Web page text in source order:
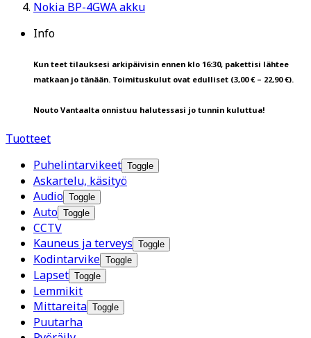
Nokia BP-4GWA akku
Info
Kun teet tilauksesi arkipäivisin ennen klo 16:30, pakettisi lähtee
matkaan jo tänään. Toimituskulut ovat edulliset (3,00 € – 22,90 €).
Nouto Vantaalta onnistuu halutessasi jo tunnin kuluttua!
Tuotteet
Puhelintarvikeet Toggle
Askartelu, käsityö
Audio Toggle
Auto Toggle
CCTV
Kauneus ja terveys Toggle
Kodintarvike Toggle
Lapset Toggle
Lemmikit
Mittareita Toggle
Puutarha